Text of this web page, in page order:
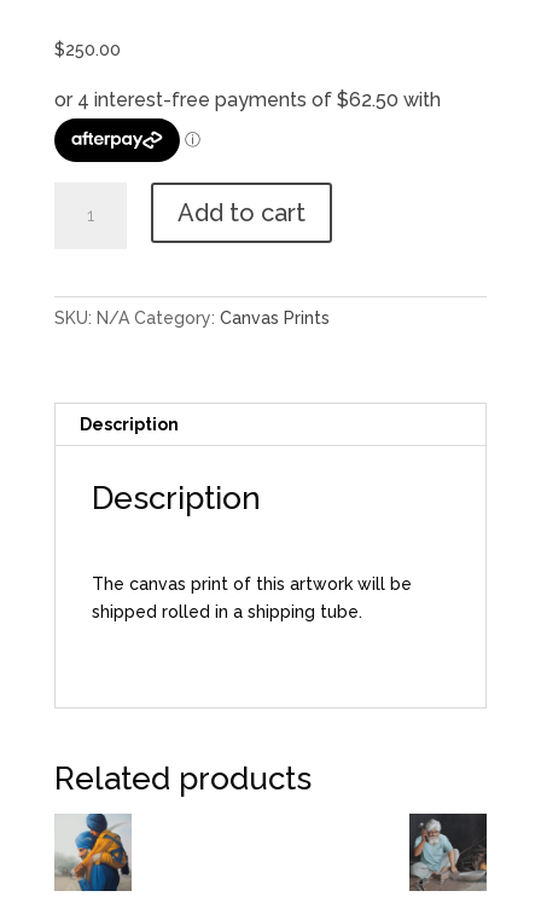
$250.00
Add to cart
SKU: N/A Category: Canvas Prints
Description
Description
The canvas print of this artwork will be
shipped rolled in a shipping tube.
Related products